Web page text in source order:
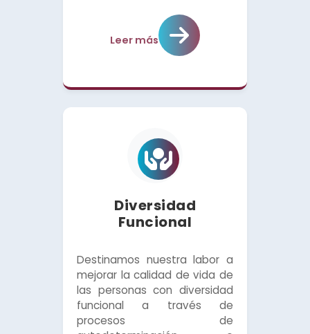
Leer más
Diversidad
Funcional
Destinamos nuestra labor a
mejorar la calidad de vida de
las personas con diversidad
funcional a través de
procesos de